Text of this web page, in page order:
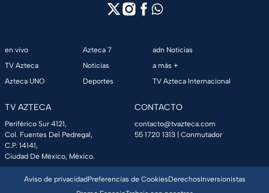
en vivo
TV Azteca
Azteca UNO
Azteca 7
Noticias
Deportes
adn Noticias
a más +
TV Azteca Internacional
TV AZTECA
Periférico Sur 4121,
Col. Fuentes Del Pedregal,
C.P. 14141,
Ciudad De México, México.
CONTACTO
contacto@tvazteca.com
55 1720 1313 | Conmutador
Aviso de privacidadPreferencias de CookiesDerechosInversionistas